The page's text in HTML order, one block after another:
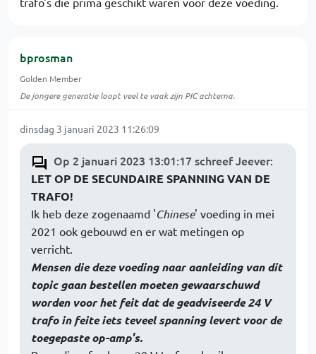
bprosman
Golden Member
De jongere generatie loopt veel te vaak zijn PIC achterna.
dinsdag 3 januari 2023 11:26:09
Op 2 januari 2023 13:01:17 schreef Jeever:
LET OP DE SECUNDAIRE SPANNING VAN DE
TRAFO!
Ik heb deze zogenaamd 'Chinese' voeding in mei
2021 ook gebouwd en er wat metingen op
verricht.
Mensen die deze voeding naar aanleiding van dit
topic gaan bestellen moeten gewaarschuwd
worden voor het feit dat de geadviseerde 24 V
trafo in feite iets teveel spanning levert voor de
toegepaste op-amp's.